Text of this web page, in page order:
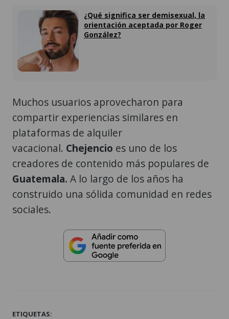
¿Qué significa ser demisexual, la
orientación aceptada por Roger
González?
Muchos usuarios aprovecharon para
compartir experiencias similares en
plataformas de alquiler
vacacional. Chejencio es uno de los
creadores de contenido más populares de
Guatemala. A lo largo de los años ha
construido una sólida comunidad en redes
sociales.
ETIQUETAS: